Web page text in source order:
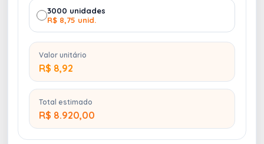
3000 unidades
R$ 8,75 unid.
Valor unitário
R$ 8,92
Total estimado
R$ 8.920,00